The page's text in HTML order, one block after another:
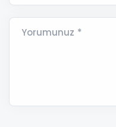
Yorumunuz *